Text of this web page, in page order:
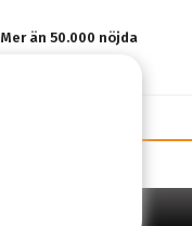
Mer än 50.000 nöjda